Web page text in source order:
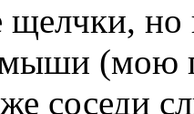
щелчки,
(мою
соседи